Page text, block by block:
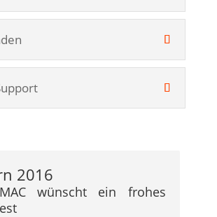
2016
wünscht ein frohes